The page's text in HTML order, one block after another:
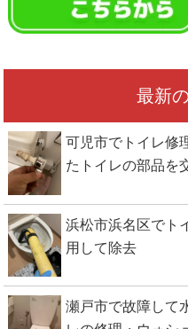
最新
可児市でトイレ修
たトイレの部品を
浜松市浜名区でト
用して除去
瀬戸市で故障して